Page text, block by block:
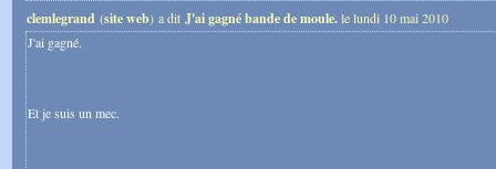
clemlegrand (site web) a dit J'ai gagné bande de moule.le lundi 10 mai 2010
J'ai gagné.
Et je suis un mec.